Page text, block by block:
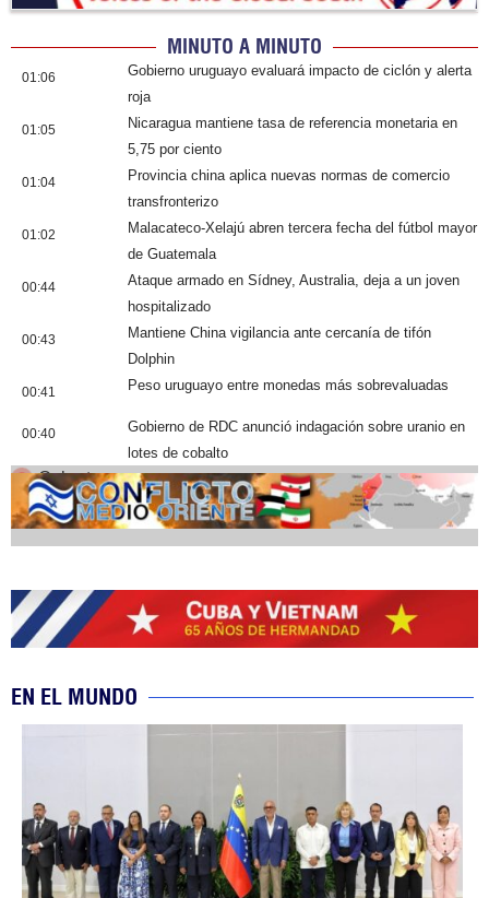
MINUTO A MINUTO
01:06
Gobierno uruguayo evaluará impacto de ciclón y alerta
roja
01:05
Nicaragua mantiene tasa de referencia monetaria en
5,75 por ciento
01:04
Provincia china aplica nuevas normas de comercio
transfronterizo
01:02
Malacateco-Xelajú abren tercera fecha del fútbol mayor
de Guatemala
00:44
Ataque armado en Sídney, Australia, deja a un joven
hospitalizado
00:43
Mantiene China vigilancia ante cercanía de tifón
Dolphin
00:41 Peso uruguayo entre monedas más sobrevaluadas
00:40
Gobierno de RDC anunció indagación sobre uranio en
lotes de cobalto
Cobertura
EN EL MUNDO